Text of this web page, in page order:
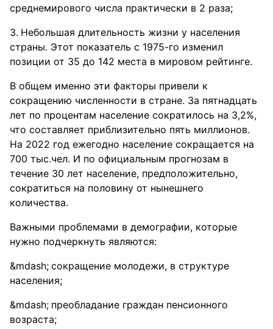
среднемирового числа практически в 2 раза;
Небольшая длительность жизни у населения
страны. Этот показатель с 1975-го изменил
позиции от 35 до 142 места в мировом рейтинге.
В общем именно эти факторы привели к
сокращению численности в стране. За пятнадцать
лет по процентам население сократилось на 3,2%,
что составляет приблизительно пять миллионов.
На 2022 год ежегодно население сокращается на
700 тыс.чел. И по официальным прогнозам в
течение 30 лет население, предположительно,
сократиться на половину от нынешнего
количества.
Важными проблемами в демографии, которые
нужно подчеркнуть являются:
сокращение молодежи, в структуре
населения;
преобладание граждан пенсионного
возраста;